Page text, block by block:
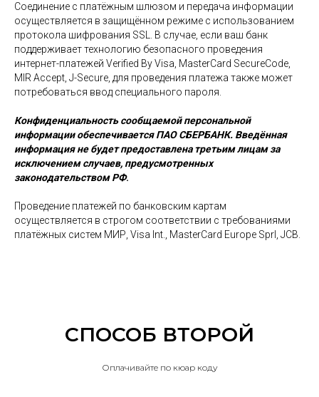
Соединение с платёжным шлюзом и передача информации
осуществляется в защищённом режиме с использованием
протокола шифрования SSL. В случае, если ваш банк
поддерживает технологию безопасного проведения
интернет-платежей Verified By Visa, MasterCard SecureCode,
MIR Accept, J-Secure, для проведения платежа также может
потребоваться ввод специального пароля.
Конфиденциальность сообщаемой персональной
информации обеспечивается ПАО СБЕРБАНК. Введённая
информация не будет предоставлена третьим лицам за
исключением случаев, предусмотренных
законодательством РФ.
Проведение платежей по банковским картам
осуществляется в строгом соответствии с требованиями
платёжных систем МИР, Visa Int., MasterCard Europe Sprl, JCB.
СПОСОБ ВТОРОЙ
Оплачивайте по кюар коду